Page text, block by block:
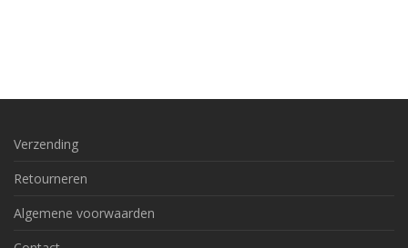
Verzending
Retourneren
Algemene voorwaarden